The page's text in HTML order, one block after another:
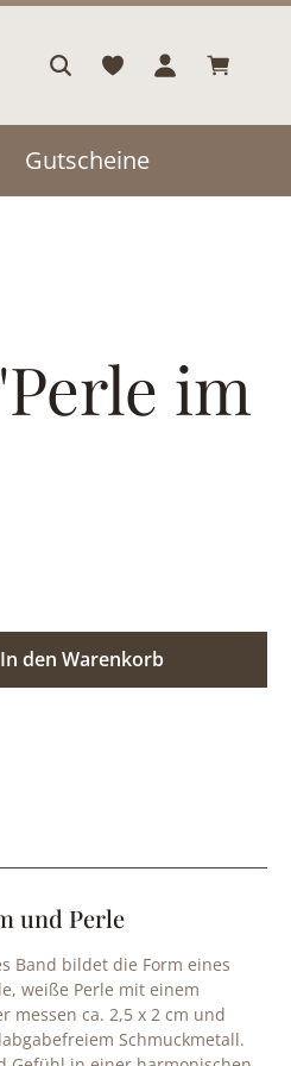
Gutscheine
im
Wert
In den Warenkorb
und Perle
Band bildet die Form eines
weiße Perle mit einem
messen ca. 2,5 x 2 cm und
Schmuckmetall.